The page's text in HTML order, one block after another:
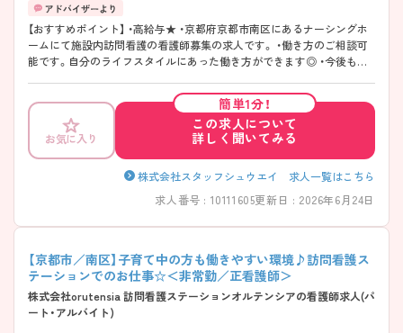
【おすすめポイント】 ・高給与★ ・京都府京都市南区にあるナーシングホ
ームにて施設内訪問看護の看護師募集の求人です。 ・働き方のご相談可
能です。自分のライフスタイルにあった働き方ができます◎ ・今後も施
ご興味をお持ちの方は、お気軽にお問い合わせください！
お気に入り
簡単1分！
この求人について
詳しく聞いてみる
株式会社スタッフシュウエイ 求人一覧はこちら
求人番号 : 10111605更新日 : 2026年6月24日
【京都市／南区】子育て中の方も働きやすい環境♪訪問看護ス
テーションでのお仕事☆＜非常勤／正看護師＞
株式会社orutensia 訪問看護ステーションオルテンシアの看護師求人(パ
ート・アルバイト)